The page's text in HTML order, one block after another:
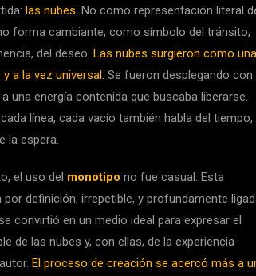
las nubes. No como representación literal
forma cambiante, como símbolo del tránsito,
del deseo. Las nubes surgieron como una
a la vez universal. Se fueron desplegando con
una energía contenida que buscaba liberarse.
línea, cada vacío también habla del tiempo,
la espera.
el uso del monotipo no fue casual. Esta
definición, irrepetible, y profundamente
convirtió en un medio ideal para expresar el
de las nubes y, con ellas, de la experiencia
El proceso de creación se acercó más a